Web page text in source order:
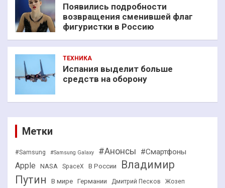
Появились подробности
возвращения сменившей флаг
фигуристки в Россию
ТЕХНИКА
Испания выделит больше
средств на оборону
Метки
#Samsung #Samsung Galaxy #Анонсы #Смартфоны
Apple NASA SpaceX В России
Владимир
Путин
В мире Германии Дмитрий Песков
Жозеп